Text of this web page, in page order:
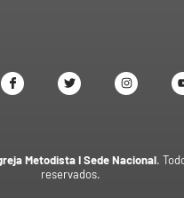
Metodista I Sede Nacional.
reservados.